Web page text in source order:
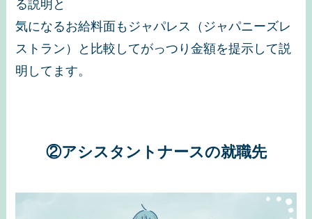
る説明と
気になるお給料面もジャパレス（ジャパニーズレ
ストラン）と比較してがっつり金額を提示して説
明してます。
②アシスタントナースの就職先